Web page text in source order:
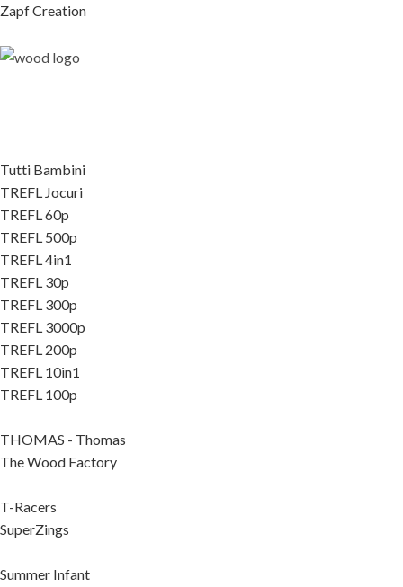
Zapf Creation
Tutti Bambini
TREFL Jocuri
TREFL 60p
TREFL 500p
TREFL 4in1
TREFL 30p
TREFL 300p
TREFL 3000p
TREFL 200p
TREFL 10in1
TREFL 100p
THOMAS - Thomas
The Wood Factory
T-Racers
SuperZings
Summer Infant